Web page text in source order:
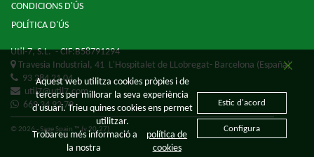
CONDICIONS D'ÚS
POLÍTICA D'ÚS
Util-7, S.L.- CIF:B58791294
Travesia Industrial, 41 L'Hospitalet de LLobregat- Barcelona (España)
93 284 21 04
util7@util7.com
669 34 92 79
© 2026 - Sage Spain ™ (v.20.27)
Aquest web utilitza cookies pròpies i de
tercers per millorar la seva experiència
d'usuari. Trieu quines cookies ens permet
utilitzar.
Trobareu més informació a
la nostra
política de
cookies
Estic d'acord
Configura